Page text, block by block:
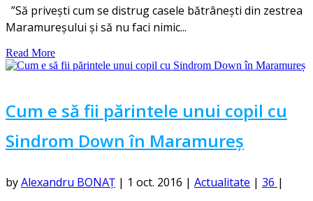
”Să privești cum se distrug casele bătrânești din zestrea
Maramureșului și să nu faci nimic...
Read More
Cum e să fii părintele unui copil cu
Sindrom Down în Maramureș
byAlexandru BONAȚ | 1 oct. 2016 | Actualitate | 36 |